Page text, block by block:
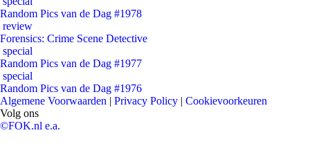
Random Pics van de Dag #1978
review
Forensics: Crime Scene Detective
special
Random Pics van de Dag #1977
special
Random Pics van de Dag #1976
Algemene Voorwaarden | Privacy Policy | Cookievoorkeuren
Volg ons
©FOK.nl e.a.